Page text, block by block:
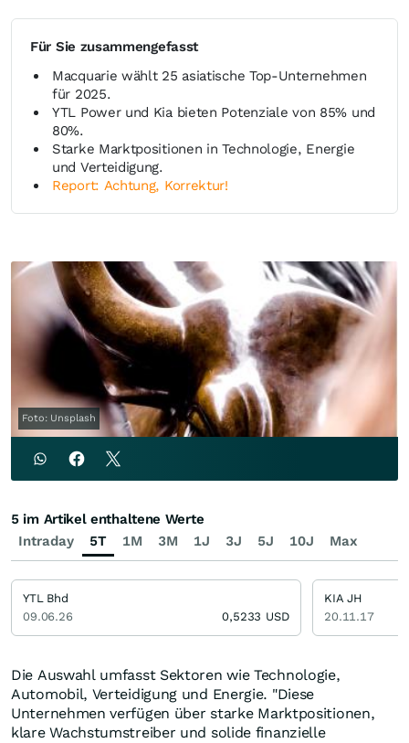
Für Sie zusammengefasst
Macquarie wählt 25 asiatische Top-Unternehmen
für 2025.
YTL Power und Kia bieten Potenziale von 85% und
80%.
Starke Marktpositionen in Technologie, Energie
und Verteidigung.
Report: Achtung, Korrektur!
Foto: Unsplash
Die Auswahl umfasst Sektoren wie Technologie,
Automobil, Verteidigung und Energie. "Diese
Unternehmen verfügen über starke Marktpositionen,
klare Wachstumstreiber und solide finanzielle
Intraday 5T 1M 3M 1J 3J 5J 10J Max
5 im Artikel enthaltene Werte
YTL Bhd
09.06.26
0,5233 USD
KIA JH
20.11.17